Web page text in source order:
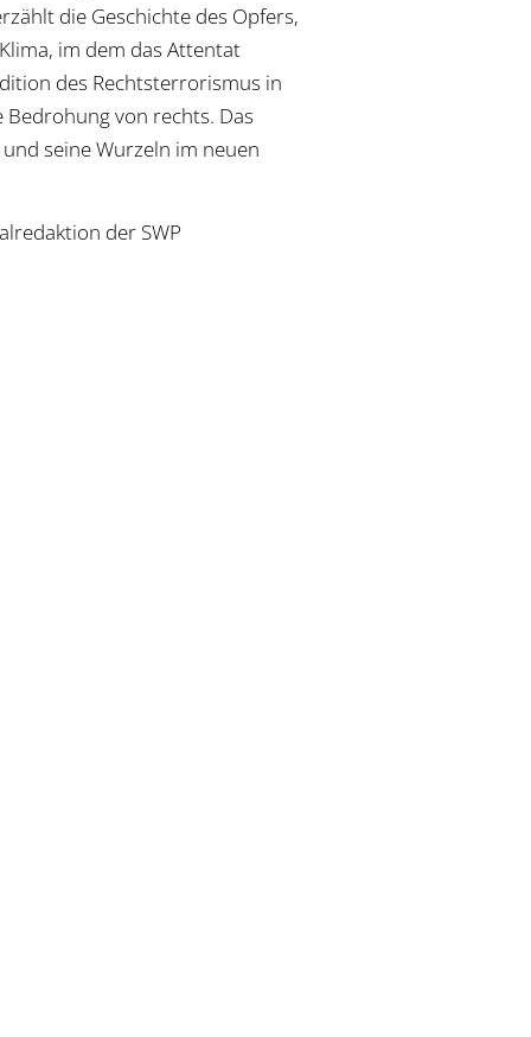
die Geschichte des Opfers,
im dem das Attentat
des Rechtsterrorismus in
Bedrohung von rechts. Das
seine Wurzeln im neuen
der SWP